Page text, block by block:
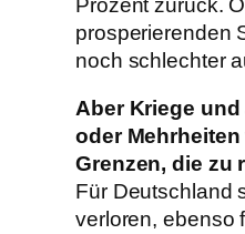
Prozent zurück.
prosperierenden
noch schlechter
Aber Kriege und
oder
Grenzen, die zu
Für Deutschland
verloren, ebenso